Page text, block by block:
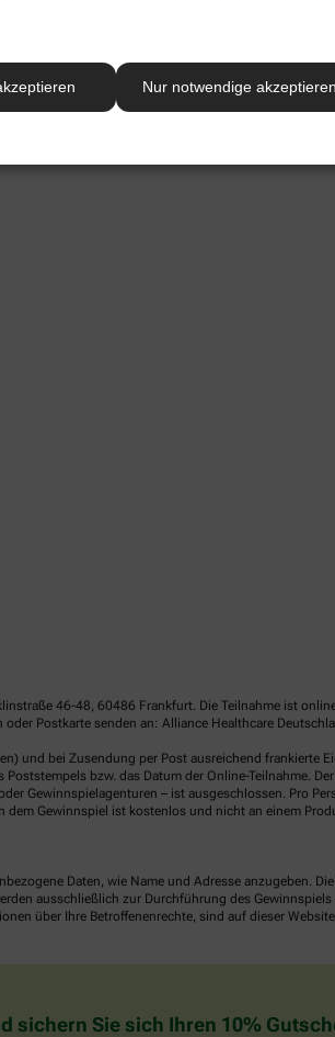
Nur notwendige akzeptieren
46-48, 60486 Frankfurt. Die Teilnahme ist
Postkarte senden an: Alliance Healthcare
und bei Zusendung per Post ausreichend frankierte
bzw. das Datum der Online-Teilnahme.
Gewinnspielagenturen – ist ausgeschlossen. Pro
Gewinnspiel ist kostenlos und nicht an einem
Daten, wie Name und Adresse anzugeben.
ausschließlich zur Durchführung des
über Ihre Betroffenenrechte, sind auf dieser
sichern Sie sich Ihren 10%